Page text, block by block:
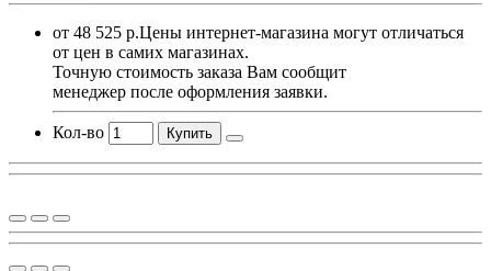
от 48 525 р.Цены интернет-магазина могут отличаться
от цен в самих магазинах.
Точную стоимость заказа Вам сообщит
менеджер после оформления заявки.
Кол-во Купить